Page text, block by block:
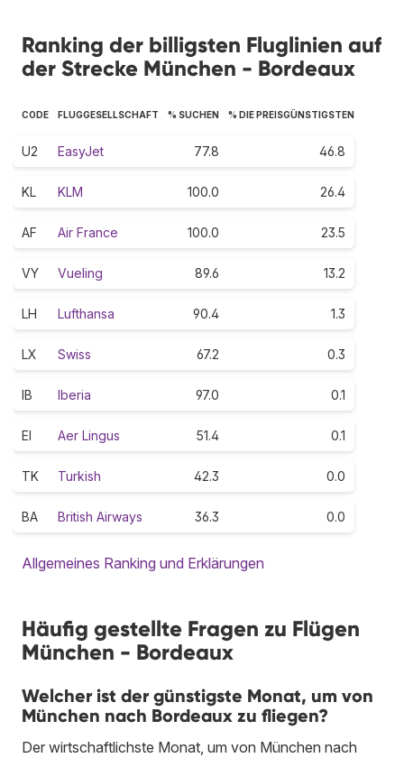
Ranking der billigsten Fluglinien auf
der Strecke München - Bordeaux
CODE FLUGGESELLSCHAFT % SUCHEN % DIE PREISGÜNSTIGSTEN
U2 EasyJet 77.8 46.8
KL KLM 100.0 26.4
AF Air France 100.0 23.5
VY Vueling 89.6 13.2
LH Lufthansa 90.4 1.3
LX Swiss 67.2 0.3
IB Iberia 97.0 0.1
EI Aer Lingus 51.4 0.1
TK Turkish 42.3 0.0
BA British Airways 36.3 0.0
Allgemeines Ranking und Erklärungen
Häufig gestellte Fragen zu Flügen
München - Bordeaux
Welcher ist der günstigste Monat, um von
München nach Bordeaux zu fliegen?
Der wirtschaftlichste Monat, um von München nach